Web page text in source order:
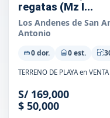
regatas (Mz I...
Los Andenes de San
Antonio
0 dor. 0 est.
S/ 169,000
$ 50,000